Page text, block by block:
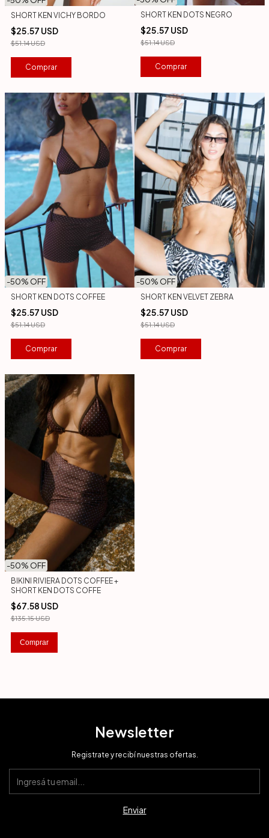
SHORT KEN VICHY BORDO
$25.57 USD
$51.14 USD
Comprar
SHORT KEN DOTS NEGRO
$25.57 USD
$51.14 USD
Comprar
-50% OFF
SHORT KEN DOTS COFFEE
$25.57 USD
$51.14 USD
Comprar
-50% OFF
SHORT KEN VELVET ZEBRA
$25.57 USD
$51.14 USD
Comprar
-50% OFF
BIKINI RIVIERA DOTS COFFEE +
SHORT KEN DOTS COFFE
$67.58 USD
$135.15 USD
Comprar
Newsletter
Registrate y recibí nuestras ofertas.